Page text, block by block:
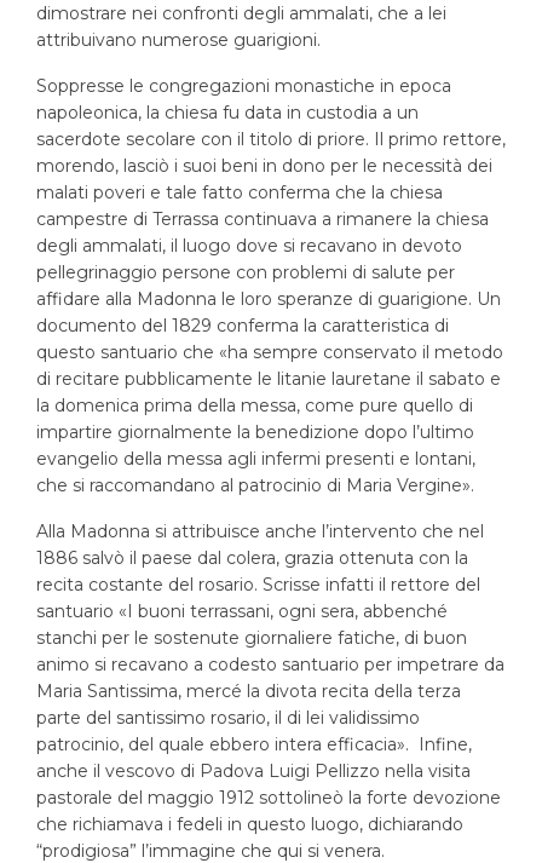
dimostrare nei confronti degli ammalati, che a lei
attribuivano numerose guarigioni.
Soppresse le congregazioni monastiche in epoca
napoleonica, la chiesa fu data in custodia a un
sacerdote secolare con il titolo di priore. Il primo rettore,
morendo, lasciò i suoi beni in dono per le necessità dei
malati poveri e tale fatto conferma che la chiesa
campestre di Terrassa continuava a rimanere la chiesa
degli ammalati, il luogo dove si recavano in devoto
pellegrinaggio persone con problemi di salute per
affidare alla Madonna le loro speranze di guarigione. Un
documento del 1829 conferma la caratteristica di
questo santuario che «ha sempre conservato il metodo
di recitare pubblicamente le litanie lauretane il sabato e
la domenica prima della messa, come pure quello di
impartire giornalmente la benedizione dopo l’ultimo
evangelio della messa agli infermi presenti e lontani,
che si raccomandano al patrocinio di Maria Vergine».
Alla Madonna si attribuisce anche l’intervento che nel
1886 salvò il paese dal colera, grazia ottenuta con la
recita costante del rosario. Scrisse infatti il rettore del
santuario «I buoni terrassani, ogni sera, abbenché
stanchi per le sostenute giornaliere fatiche, di buon
animo si recavano a codesto santuario per impetrare da
Maria Santissima, mercé la divota recita della terza
parte del santissimo rosario, il di lei validissimo
patrocinio, del quale ebbero intera efficacia».
Infine,
anche il vescovo di Padova Luigi Pellizzo nella visita
pastorale del maggio 1912 sottolineò la forte devozione
che richiamava i fedeli in questo luogo, dichiarando
“prodigiosa” l’immagine che qui si venera.